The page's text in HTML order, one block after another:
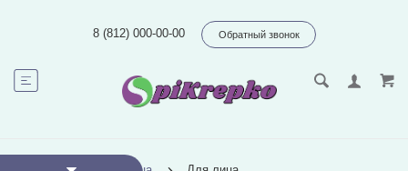
8 (812) 000-00-00 Обратный звонок